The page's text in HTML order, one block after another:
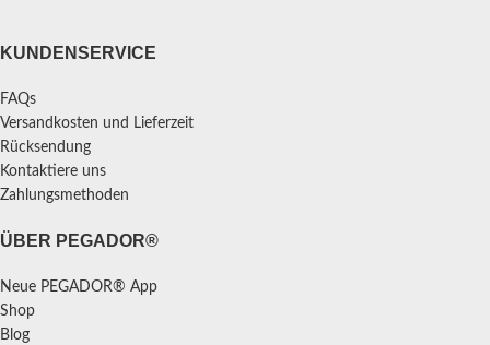
KUNDENSERVICE
FAQs
Versandkosten und Lieferzeit
Rücksendung
Kontaktiere uns
Zahlungsmethoden
ÜBER PEGADOR®
Neue PEGADOR® App
Shop
Blog